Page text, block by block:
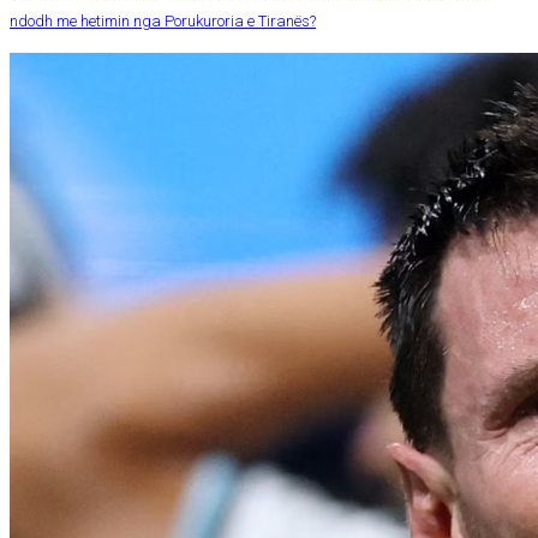
ndodh me hetimin nga Porukuroria e Tiranës?